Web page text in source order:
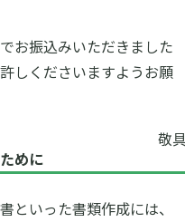
お振込みいただきました
しくださいますようお願
敬
めに
といった書類作成には、